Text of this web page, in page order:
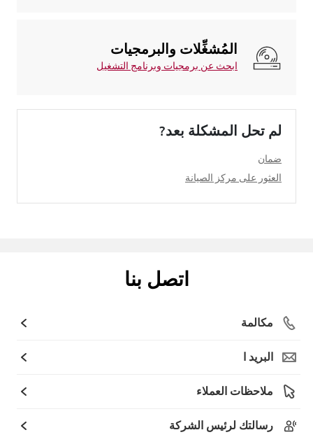
المُشغِّلات والبرمجيات
ابحث عن برمجيات وبرنامج التشغيل
لم تحل المشكلة بعد?
ضمان
العثور على مركز الصيانة
اتصل بنا
مكالمة
البريد ا
ملاحظات العملاء
رسالتك لرئيس الشركة